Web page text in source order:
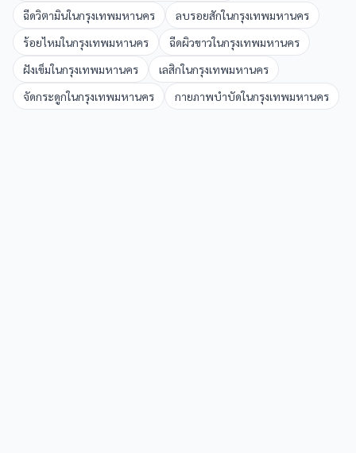
ฉีดวิตามินในกรุงเทพมหานคร ลบรอยสักในกรุงเทพมหานคร
ร้อยไหมในกรุงเทพมหานคร ฉีดผิวขาวในกรุงเทพมหานคร
ฝังเข็มในกรุงเทพมหานคร เลสิกในกรุงเทพมหานคร
จัดกระดูกในกรุงเทพมหานคร กายภาพบำบัดในกรุงเทพมหานคร